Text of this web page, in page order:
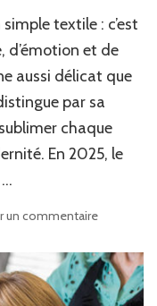
textile : c’est
d’émotion et de
aussi délicat que
par sa
chaque
En 2025, le
un commentairesur
la
collection
élégante